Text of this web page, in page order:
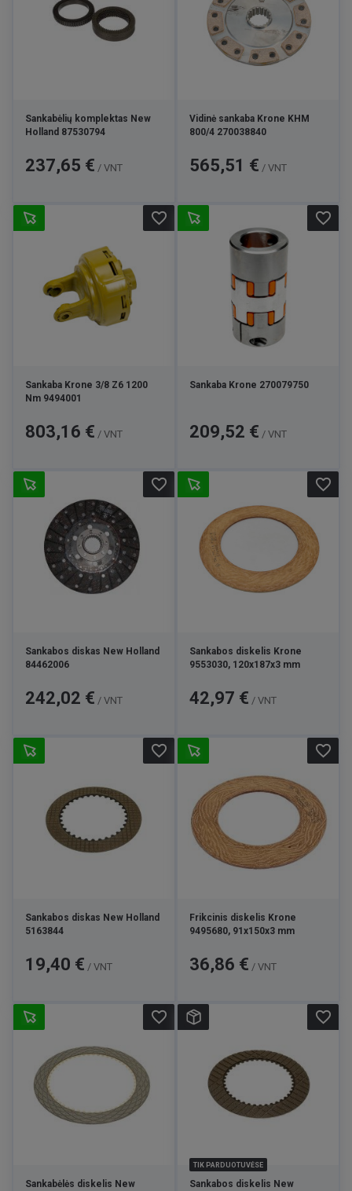
Sankabėlių komplektas New
Holland 87530794
Kaina
237,65 € / VNT
Vidinė sankaba Krone KHM
800/4 270038840
Kaina
565,51 € / VNT
Sankaba Krone 3/8 Z6 1200
Nm 9494001
Kaina
803,16 € / VNT
favorite_border
Sankaba Krone 270079750
Kaina
209,52 € / VNT
favorite_border
Sankabos diskas New Holland
84462006
Kaina
242,02 € / VNT
favorite_border
Sankabos diskelis Krone
9553030, 120x187x3 mm
Kaina
42,97 € / VNT
favorite_border
Sankabos diskas New Holland
5163844
Kaina
19,40 € / VNT
favorite_border
Frikcinis diskelis Krone
9495680, 91x150x3 mm
Kaina
36,86 € / VNT
favorite_border
Sankabėlės diskelis New
favorite_border
TIK PARDUOTUVĖSE
Sankabos diskelis New
favorite_border